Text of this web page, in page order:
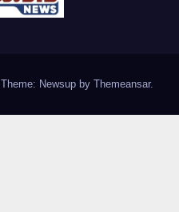
Theme: Newsup by Themeansar.